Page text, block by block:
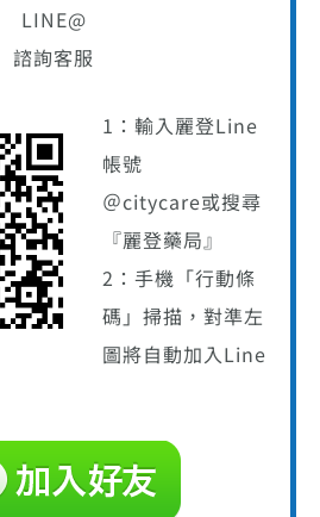
LINE@
諮詢客服
1：輸入麗登Line
帳號
＠citycare或搜尋
『麗登藥局』
2：手機「行動條
碼」掃描，對準左
圖將自動加入Line